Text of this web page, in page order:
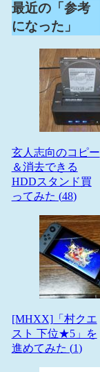
最近の「参考
になった」
玄人志向のコピー
＆消去できる
HDDスタンド買
ってみた (48)
[MHXX]「村クエ
スト 下位★5」を
進めてみた (1)